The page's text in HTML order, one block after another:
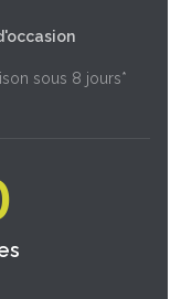
sous 8 jours*